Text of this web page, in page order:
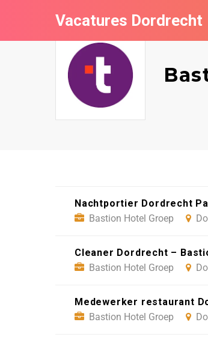
Vacatures Dordrecht
Nachtportier Dordrecht
Bastion Hotel Groep
Cleaner Dordrecht –
Bastion Hotel Groep
Medewerker restaurant
Bastion Hotel Groep